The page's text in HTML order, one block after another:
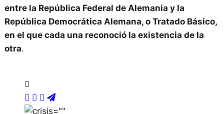
entre la República Federal de Alemania y la
República Democrática Alemana, o Tratado Básico,
en el que cada una reconoció la existencia de la
otra.